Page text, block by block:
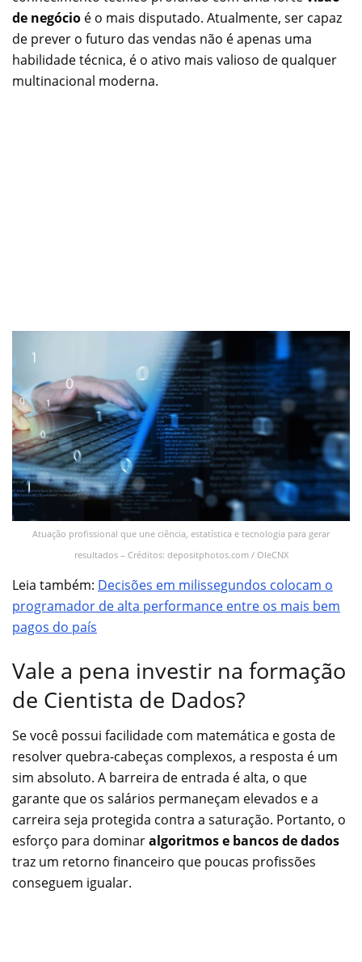
de negócio é o mais disputado. Atualmente, ser capaz
de prever o futuro das vendas não é apenas uma
habilidade técnica, é o ativo mais valioso de qualquer
multinacional moderna.
Atuação profissional que une ciência, estatística e tecnologia para gerar
resultados – Créditos: depositphotos.com / OleCNX
Leia também: Decisões em milissegundos colocam o
programador de alta performance entre os mais bem
pagos do país
Vale a pena investir na formação
de Cientista de Dados?
Se você possui facilidade com matemática e gosta de
resolver quebra-cabeças complexos, a resposta é um
sim absoluto. A barreira de entrada é alta, o que
garante que os salários permaneçam elevados e a
carreira seja protegida contra a saturação. Portanto, o
esforço para dominaralgoritmos e bancos de dados
traz um retorno financeiro que poucas profissões
conseguem igualar.